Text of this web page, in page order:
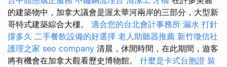
的建築物中，加拿大議會是渥太華河兩岸的三部分，大型新
哥特式建築綜合大樓。 適合您的台北會計事務所 漏水 打針
撐多久 二手餐飲設備的好選擇 老人助聽器推薦 新竹徵信社
護理之家 seo company 清晨，休閒時間，在此期間，遊客
將有機會在加拿大觀看歷史博物館。 什麼是卡式台胞證 裝